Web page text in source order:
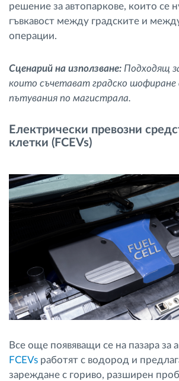
решение за автопаркове, които се
гъвкавост между градските и
операции.
Сценарий на използване: Подходящ
които съчетават градско шофиране
пътувания по магистрала.
Електрически превозни
клетки (FCEVs)
Все още появяващи се на пазара за
FCEVs работят с водород и
зареждане с гориво, разширен